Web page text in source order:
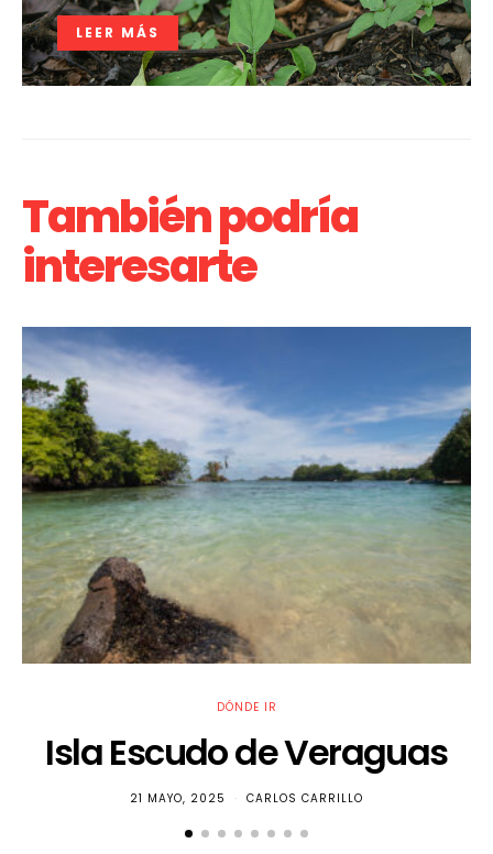
LEER MÁS
También podría
interesarte
DÓNDE IR
Isla Escudo de Veraguas
21 MAYO, 2025 CARLOS CARRILLO